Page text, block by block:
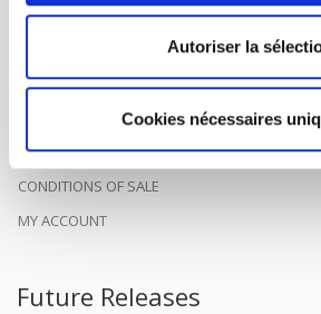
Autoriser la
Cookies nécessaires
help public and political debate.continue
CONTACTS
FOREIGN RIGHTS
FOR BOOKSHOPS
CONDITIONS OF SALE
MY ACCOUNT
Future Releases